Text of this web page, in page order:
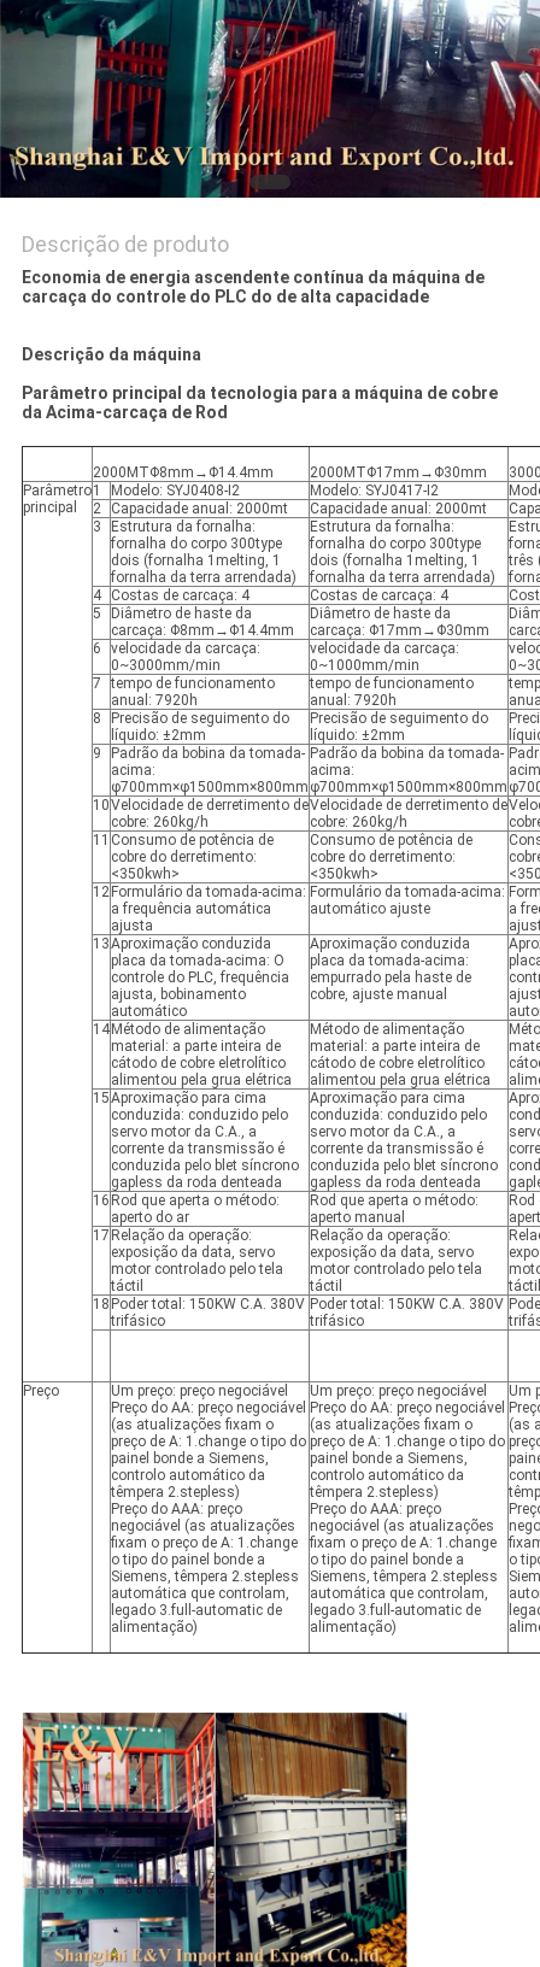
Descrição de produto
Economia de energia ascendente contínua da máquina de
carcaça do controle do PLC do de alta capacidade
Descrição da máquina
Parâmetro principal da tecnologia para a máquina de cobre
da Acima-carcaça de Rod
2000MTΦ8mm→Φ14.4mm 2000MTΦ17mm→Φ30mm
Parâmetro
principal
1 Modelo: SYJ0408-I2 Modelo: SYJ0417-I2
2
Capacidade anual: 2000mt Capacidade anual: 2000mt
3
Estrutura da fornalha:
fornalha do corpo 300type
dois (fornalha 1melting, 1
fornalha da terra arrendada)
Estrutura da fornalha:
fornalha do corpo 300type
dois (fornalha 1melting, 1
fornalha da terra arrendada)
três
4
Costas de carcaça: 4 Costas de carcaça: 4
5
Diâmetro de haste da
carcaça: Φ8mm→Φ14.4mm
Diâmetro de haste da
carcaça: Φ17mm→Φ30mm
6
velocidade da carcaça:
0~3000mm/min
velocidade da carcaça:
0~1000mm/min
7
tempo de funcionamento
anual: 7920h
tempo de funcionamento
anual: 7920h
8
Precisão de seguimento do
líquido: ±2mm
Precisão de seguimento do
líquido: ±2mm
9
Padrão da bobina da tomada-
acima:
φ700mm×φ1500mm×800mm
Padrão da bobina da tomada-
acima:
φ700mm×φ1500mm×800mm
10Velocidade de derretimento de
cobre: 260kg/h
Velocidade de derretimento de
cobre: 260kg/h
11 Consumo de potência de
cobre do derretimento:
<350kwh>
Consumo de potência de
cobre do derretimento:
<350kwh>
12 Formulário da tomada-acima:
a frequência automática
ajusta
Formulário da tomada-acima:
automático ajuste
a
13Aproximação conduzida
placa da tomada-acima: O
controle do PLC, frequência
ajusta, bobinamento
automático
Aproximação conduzida
placa da tomada-acima:
empurrado pela haste de
cobre, ajuste manual
14 Método de alimentação
material: a parte inteira de
cátodo de cobre eletrolítico
alimentou pela grua elétrica
Método de alimentação
material: a parte inteira de
cátodo de cobre eletrolítico
alimentou pela grua elétrica
15Aproximação para cima
conduzida: conduzido pelo
servo motor da C.A., a
corrente da transmissão é
conduzida pelo blet síncrono
gapless da roda denteada
Aproximação para cima
conduzida: conduzido pelo
servo motor da C.A., a
corrente da transmissão é
conduzida pelo blet síncrono
gapless da roda denteada
16 Rod que aperta o método:
aperto do ar
Rod que aperta o método:
aperto manual
17 Relação da operação:
exposição da data, servo
motor controlado pelo tela
táctil
Relação da operação:
exposição da data, servo
motor controlado pelo tela
táctil
táctil
18 Poder total: 150KW C.A. 380V
trifásico
Poder total: 150KW C.A. 380V
trifásico
Preço
Um preço: preço negociável
Preço do AA: preço negociável
(as atualizações fixam o
preço de A: 1.change o tipo do
painel bonde a Siemens,
controlo automático da
têmpera 2.stepless)
Preço do AAA: preço
negociável (as atualizações
fixam o preço de A: 1.change
o tipo do painel bonde a
Siemens, têmpera 2.stepless
automática que controlam,
legado 3.full-automatic de
alimentação)
Um preço: preço negociável
Preço do AA: preço negociável
(as atualizações fixam o
preço de A: 1.change o tipo do
painel bonde a Siemens,
controlo automático da
têmpera 2.stepless)
Preço do AAA: preço
negociável (as atualizações
fixam o preço de A: 1.change
o tipo do painel bonde a
Siemens, têmpera 2.stepless
automática que controlam,
legado 3.full-automatic de
alimentação)
Um
(as
o